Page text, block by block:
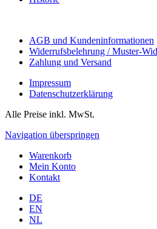
AGB und Kundeninformationen
Widerrufsbelehrung / Muster-
Zahlung und Versand
Impressum
Datenschutzerklärung
Alle Preise inkl. MwSt.
Navigation überspringen
Warenkorb
Mein Konto
Kontakt
DE
EN
NL